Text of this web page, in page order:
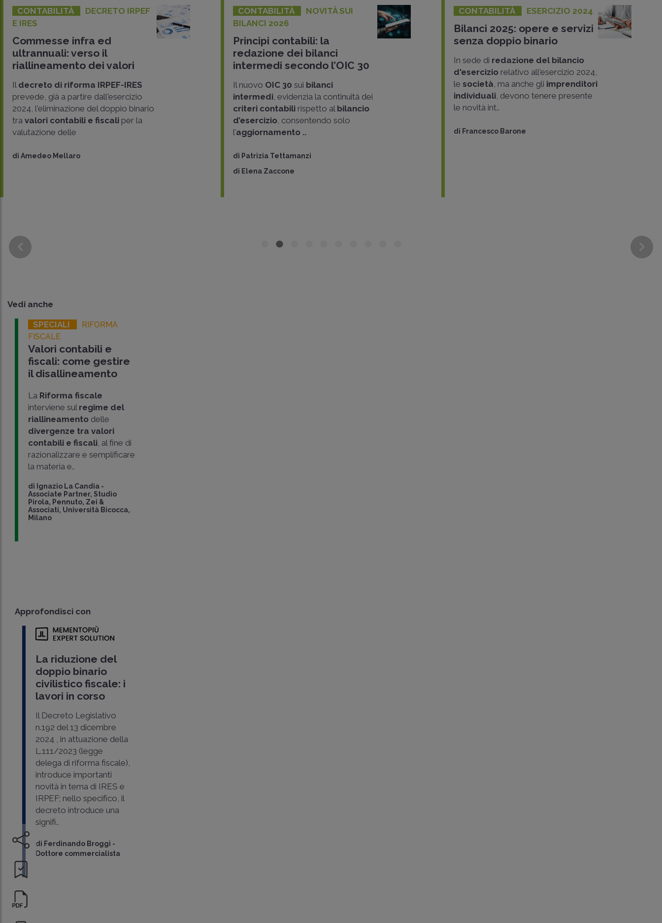
CONTABILITÀ
DECRETO IRPEF
E IRES
Commesse infra ed
ultrannuali: verso il
riallineamento dei valori
Il decreto di riforma IRPEF-IRES
prevede, già a partire dall'esercizio
2024, l'eliminazione del doppio binario
tra valori contabili e fiscali per la
valutazione delle
di Amedeo Mellaro
CONTABILITÀ
NOVITÀ SUI
BILANCI 2026
Principi contabili: la
redazione dei bilanci
intermedi secondo l’OIC 30
Il nuovo OIC 30 sui bilanci
intermedi, evidenzia la continuità dei
criteri contabili rispetto al bilancio
d’esercizio, consentendo solo
l’aggiornamento ..
di Patrizia Tettamanzi
di Elena Zaccone
CONTABILITÀ ESERCIZIO 2024
Bilanci 2025: opere e servizi
senza doppio binario
In sede di redazione del bilancio
d'esercizio relativo all'esercizio 2024,
le società, ma anche gli imprenditori
individuali, devono tenere presente
le novità int..
di Francesco Barone
Vedi anche
SPECIALI
RIFORMA
FISCALE
Valori contabili e
fiscali: come gestire
il disallineamento
La Riforma fiscale
interviene sul regime del
riallineamento delle
divergenze tra valori
contabili e fiscali, al fine di
razionalizzare e semplificare
la materia e..
di Ignazio La Candia -
Associate Partner, Studio
Pirola, Pennuto, Zei &
Associati, Università Bicocca,
Milano
Approfondisci con
La riduzione del
doppio binario
civilistico fiscale: i
lavori in corso
Il Decreto Legislativo
n.192 del 13 dicembre
2024 , in attuazione della
L.111/2023 (legge
delega di riforma fiscale),
introduce importanti
novità in tema di IRES e
IRPEF; nello specifico, il
decreto introduce una
signifi..
di Ferdinando Broggi -
Dottore commercialista